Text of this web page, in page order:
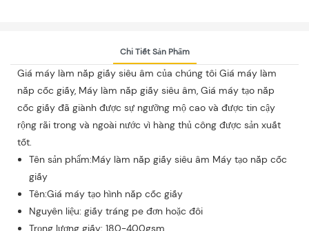
Chi Tiết Sản Phẩm
Giá máy làm nắp giấy siêu âm của chúng tôi Giá máy làm
nắp cốc giấy, Máy làm nắp giấy siêu âm, Giá máy tạo nắp
cốc giấy đã giành được sự ngưỡng mộ cao và được tin cậy
rộng rãi trong và ngoài nước vì hàng thủ công được sản xuất
tốt.
Tên sản phẩm:Máy làm nắp giấy siêu âm Máy tạo nắp cốc
giấy
Tên:Giá máy tạo hình nắp cốc giấy
Nguyên liệu: giấy tráng pe đơn hoặc đôi
Trọng lượng giấy: 180-400gsm